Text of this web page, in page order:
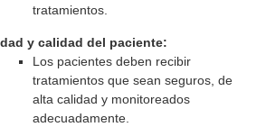
tratamientos.
y calidad del paciente:
Los pacientes deben recibir
tratamientos que sean seguros, de
alta calidad y monitoreados
adecuadamente.